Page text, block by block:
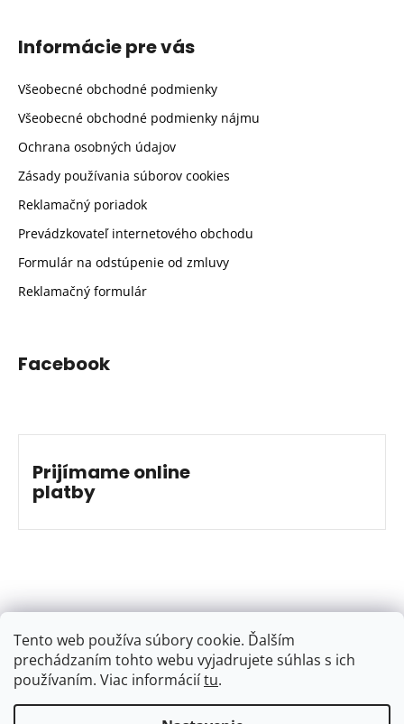
Tento web používa súbory cookie. Ďalším
prechádzaním tohto webu vyjadrujete súhlas s ich
používaním. Viac informáciítu.
Informácie pre vás
Všeobecné obchodné podmienky
Všeobecné obchodné podmienky nájmu
Ochrana osobných údajov
Zásady používania súborov cookies
Reklamačný poriadok
Prevádzkovateľ internetového obchodu
Formulár na odstúpenie od zmluvy
Reklamačný formulár
Facebook
Prijímame online
platby